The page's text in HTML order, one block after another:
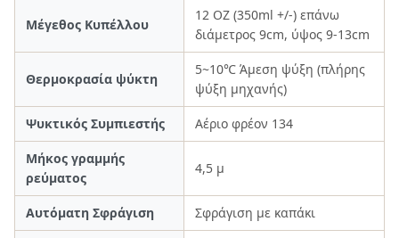
Μέγεθος Κυπέλλου
12 OZ (350ml +/-) επάνω
διάμετρος 9cm, ύψος 9-13cm
Θερμοκρασία ψύκτη
5~10℃ Άμεση ψύξη (πλήρης
ψύξη μηχανής)
Ψυκτικός Συμπιεστής Αέριο φρέον 134
Μήκος γραμμής
ρεύματος
4,5 μ
Αυτόματη Σφράγιση Σφράγιση με καπάκι